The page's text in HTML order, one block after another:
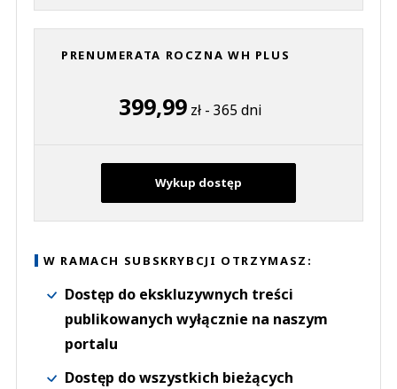
PRENUMERATA ROCZNA WH PLUS
399,99zł - 365 dni
Wykup dostęp
W RAMACH SUBSKRYBCJI OTRZYMASZ:
Dostęp do ekskluzywnych treści
publikowanych wyłącznie na naszym
portalu
Dostęp do wszystkich bieżących